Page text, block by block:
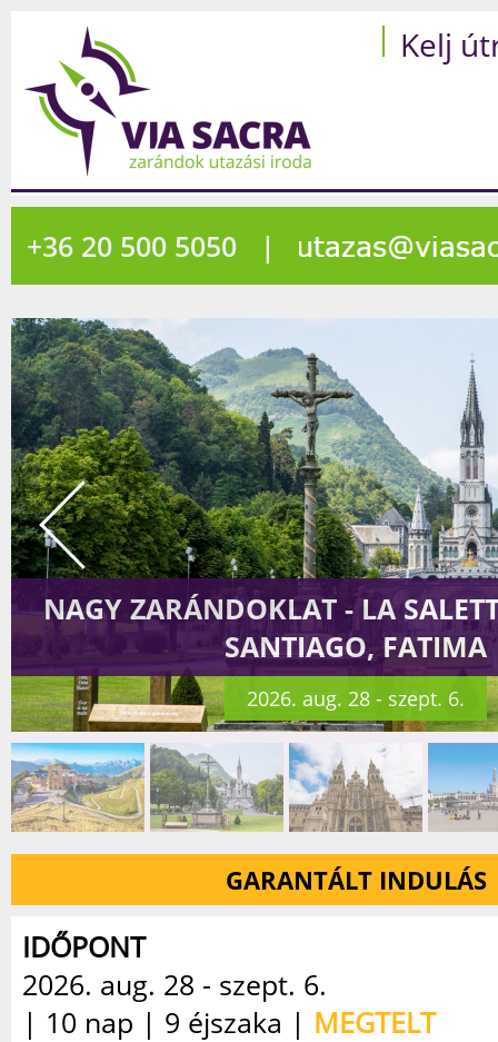
Kelj
+36 20 500 5050 |
NAGY ZARÁNDOKLAT - LA
SANTIAGO, FATIMA
2026. aug. 28 - szept. 6.
GARANTÁLT INDULÁS
IDŐPONT
2026. aug. 28 - szept. 6.
| 10 nap | 9 éjszaka | MEGTELT